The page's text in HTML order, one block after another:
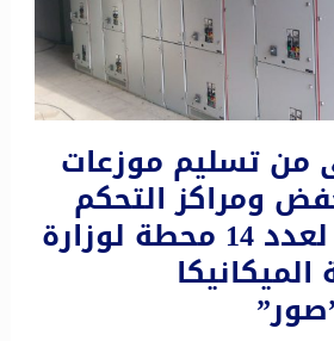
من تسليم موزعات
ومراكز التحكم
فى المواتير لعدد 14 محطة لوزارة